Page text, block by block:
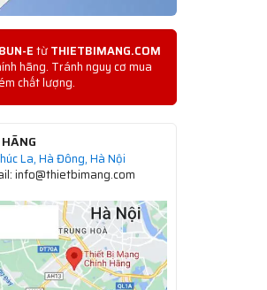
EtừTHIETBIMANG.COM
hãng. Tránh nguy cơ mua
chất lượng.
La, Hà Đông, Hà Nội
info@thietbimang.com